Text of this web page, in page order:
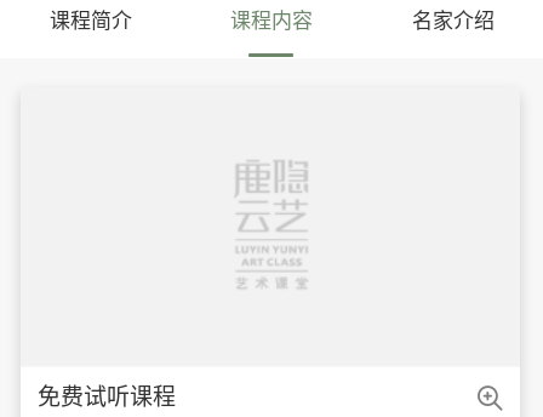
课程简介 课程内容 名家介绍
免费试听课程 